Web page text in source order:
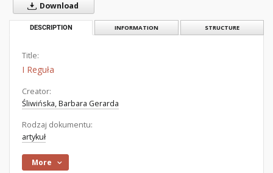
Download
DESCRIPTION INFORMATION STRUCTURE
Title:
I Reguła
Creator:
Śliwińska, Barbara Gerarda
Rodzaj dokumentu:
artykuł
More